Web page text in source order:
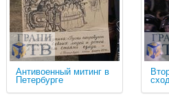
Антивоенный митинг в
Петербурге